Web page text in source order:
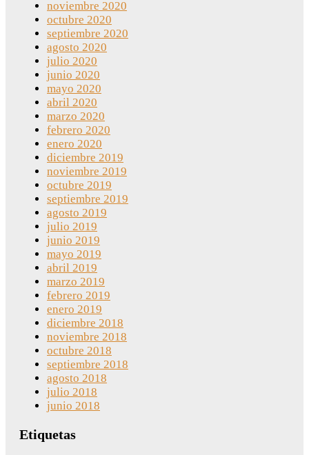
noviembre 2020
octubre 2020
septiembre 2020
agosto 2020
julio 2020
junio 2020
mayo 2020
abril 2020
marzo 2020
febrero 2020
enero 2020
diciembre 2019
noviembre 2019
octubre 2019
septiembre 2019
agosto 2019
julio 2019
junio 2019
mayo 2019
abril 2019
marzo 2019
febrero 2019
enero 2019
diciembre 2018
noviembre 2018
octubre 2018
septiembre 2018
agosto 2018
julio 2018
junio 2018
Etiquetas